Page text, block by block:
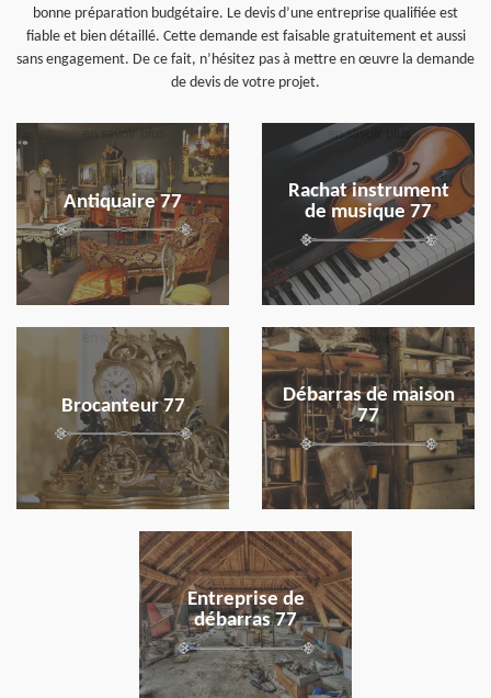
bonne préparation budgétaire. Le devis d’une entreprise qualifiée est
fiable et bien détaillé. Cette demande est faisable gratuitement et aussi
sans engagement. De ce fait, n’hésitez pas à mettre en œuvre la demande
de devis de votre projet.
Antiquaire 77
en savoir plus
Rachat instrument
de musique 77
en savoir plus
Brocanteur 77
en savoir plus
Débarras de maison
77
en savoir plus
Entreprise de
débarras 77
en savoir plus